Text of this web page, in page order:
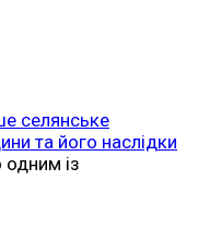
селянське
та його наслідки
із